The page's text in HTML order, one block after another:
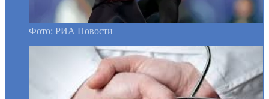
Фото: РИА Новости